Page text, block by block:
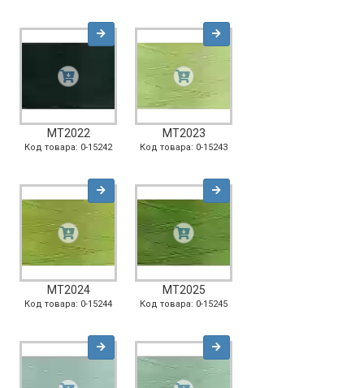
MT2022
Код товара: 0-15242
MT2023
Код товара: 0-15243
MT2024
Код товара: 0-15244
MT2025
Код товара: 0-15245